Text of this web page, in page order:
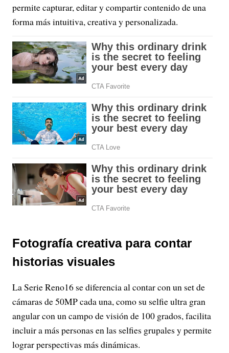
permite capturar, editar y compartir contenido de una
forma más intuitiva, creativa y personalizada.
Fotografía creativa para contar
historias visuales
La Serie Reno16 se diferencia al contar con un set de
cámaras de 50MP cada una, como su selfie ultra gran
angular con un campo de visión de 100 grados, facilita
incluir a más personas en las selfies grupales y permite
lograr perspectivas más dinámicas.